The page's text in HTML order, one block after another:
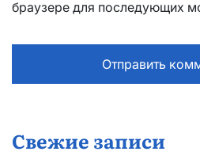
браузере для последующих
Свежие записи